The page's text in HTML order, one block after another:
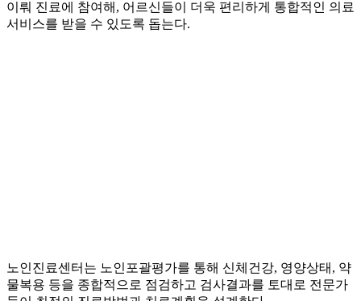
이뤄 진료에 참여해, 어르신들이 더욱 편리하게 통합적인 의료
서비스를 받을 수 있도록 돕는다.
노인진료센터는 노인포괄평가를 통해 신체건강, 영양상태, 약
물복용 등을 종합적으로 점검하고 검사결과를 토대로 전문가